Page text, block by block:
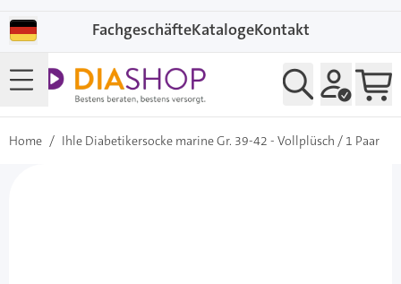
FachgeschäfteKatalogeKontakt
Home / Ihle Diabetikersocke marine Gr. 39-42 - Vollplüsch / 1 Paar